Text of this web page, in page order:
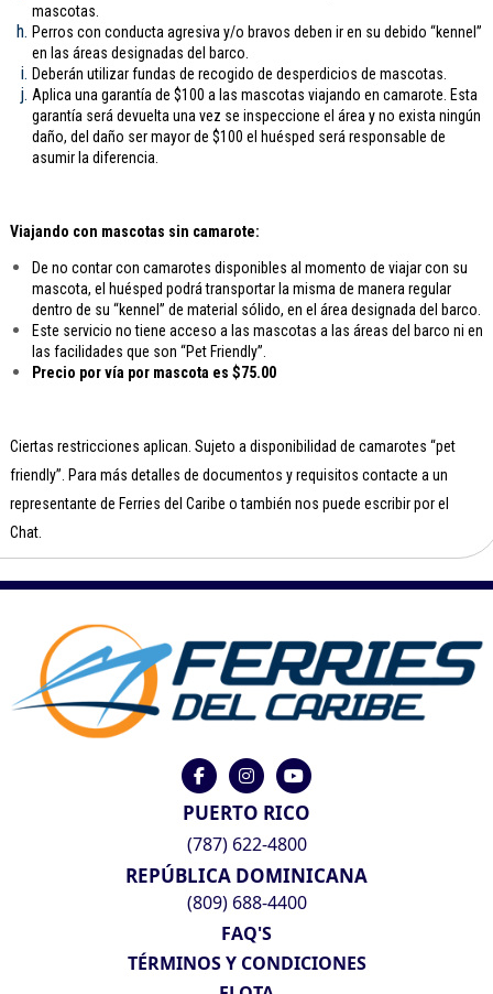
mascotas.
Perros con conducta agresiva y/o bravos deben ir en su debido “kennel”
en las áreas designadas del barco.
Deberán utilizar fundas de recogido de desperdicios de mascotas.
Aplica una garantía de $100 a las mascotas viajando en camarote. Esta
garantía será devuelta una vez se inspeccione el área y no exista ningún
daño, del daño ser mayor de $100 el huésped será responsable de
asumir la diferencia.
Viajando con mascotas sin camarote:
De no contar con camarotes disponibles al momento de viajar con su
mascota, el huésped podrá transportar la misma de manera regular
dentro de su “kennel” de material sólido, en el área designada del barco.
Este servicio no tiene acceso a las mascotas a las áreas del barco ni en
las facilidades que son “Pet Friendly”.
Precio por vía por mascota es $75.00
Ciertas restricciones aplican. Sujeto a disponibilidad de camarotes “pet
friendly”. Para más detalles de documentos y requisitos contacte a un
representante de Ferries del Caribe o también nos puede escribir por el
Chat.
PUERTO RICO
(787) 622-4800
REPÚBLICA DOMINICANA
(809) 688-4400
FAQ'S
TÉRMINOS Y CONDICIONES